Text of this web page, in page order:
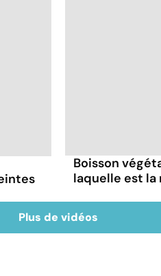
Boisson
laquelle est la
Plus de vidéos